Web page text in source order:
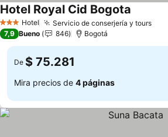
3 Estrellas
Hotel Servicio de conserjería y tours
Hotel Royal Cid Bogota
7,9 Bueno 846 Bogotá
De $ 75.281
Mira precios de 4 páginas